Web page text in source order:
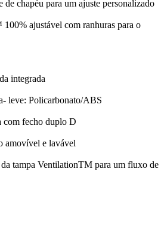
de chapéu para um ajuste personalizado
ajustável com ranhuras para o
integrada
leve: Policarbonato/ABS
com fecho duplo D
amovível e lavável
da tampa VentilationTM para um fluxo de